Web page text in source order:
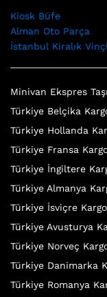
Kiosk Büfe
Alman Oto Parça
İstanbul Kiralık
Minivan Ekspres
Türkiye Belçika
Türkiye Hollanda
Türkiye Fransa
Türkiye İngiltere
Türkiye Almanya
Türkiye İsviçre Kargo
Türkiye Avusturya
Türkiye Norveç
Türkiye Danimarka
Türkiye Romanya